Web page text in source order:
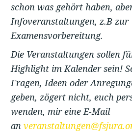
schon was gehört haben,
Infoveranstaltungen, z.B zur
Examensvorbereitung.
Die Veranstaltungen sollen
Highlight im Kalender sein!
Fragen, Ideen oder
geben, zögert nicht, euch
wenden, mir eine E-Mail
an